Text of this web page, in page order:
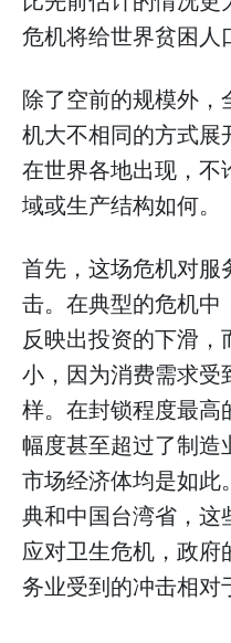
危机将给世界贫困人
除了空前的规模外
机大不相同的方式
在世界各地出现，
域或生产结构如何。
首先，这场危机对
击。在典型的危机中
反映出投资的下滑
小，因为消费需求
样。在封锁程度最
幅度甚至超过了制
市场经济体均是如
典和中国台湾省，
应对卫生危机，政
务业受到的冲击相对